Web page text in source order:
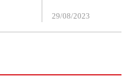
29/08/2023